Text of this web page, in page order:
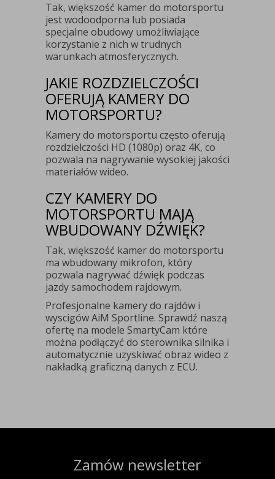
Tak, większość kamer do motorsportu
jest wodoodporna lub posiada
specjalne obudowy umożliwiające
korzystanie z nich w trudnych
warunkach atmosferycznych.
JAKIE ROZDZIELCZOŚCI
OFERUJĄ KAMERY DO
MOTORSPORTU?
Kamery do motorsportu często oferują
rozdzielczości HD (1080p) oraz 4K, co
pozwala na nagrywanie wysokiej jakości
materiałów wideo.
CZY KAMERY DO
MOTORSPORTU MAJĄ
WBUDOWANY DŹWIĘK?
Tak, większość kamer do motorsportu
ma wbudowany mikrofon, który
pozwala nagrywać dźwięk podczas
jazdy samochodem rajdowym.
Profesjonalne kamery do rajdów i
wyscigów AiM Sportline. Sprawdź naszą
ofertę na modele SmartyCam które
można podłączyć do sterownika silnika i
automatycznie uzyskiwać obraz wideo z
nakładką graficzną danych z ECU.
Zamów newsletter